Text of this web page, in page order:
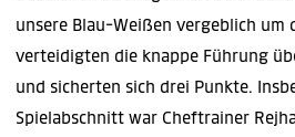
unsere Blau-Weißen vergeblich um
verteidigten die knappe Führung
und sicherten sich drei Punkte.
Spielabschnitt war Cheftrainer